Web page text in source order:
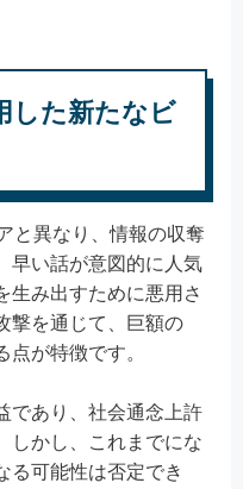
した新たなビ
と異なり、情報の収奪
早い話が意図的に人気
生み出すために悪用さ
撃を通じて、巨額の
点が特徴です。
であり、社会通念上許
しかし、これまでにな
る可能性は否定でき